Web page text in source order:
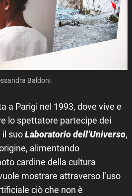
Baldoni
a Parigi nel 1993, dove vive e
lo spettatore partecipe dei
suoLaboratorio dell’Universo,
alimentando
cardine della cultura
mostrare attraverso l’uso
ciò che non è